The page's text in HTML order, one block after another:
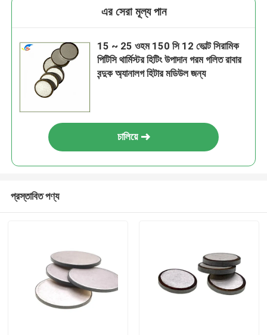
এর সেরা মূল্য পান
15 ~ 25 ওহম 150 সি 12 ভোল্ট সিরামিক
পিটিসি থার্মিস্টর হিটিং উপাদান গরম গলিত রাবার
বন্দুক অ্যানালগ হিটার মডিউল জন্য
চালিয়ে
প্রস্তাবিত পণ্য